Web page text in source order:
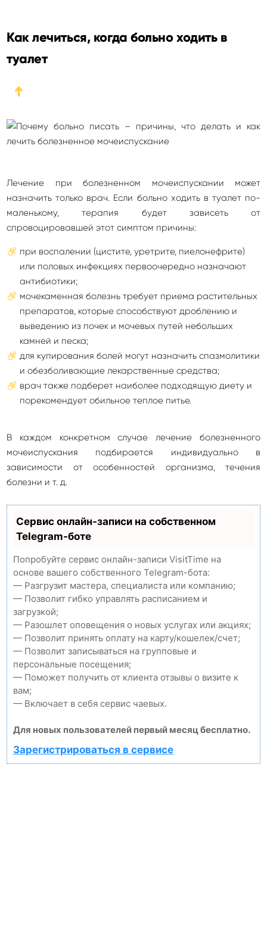
Как лечиться, когда больно ходить в
туалет
➔
Лечение при болезненном мочеиспускании может
назначить только врач. Если больно ходить в туалет по-
маленькому, терапия будет зависеть от
спровоцировавшей этот симптом причины:
при воспалении (цистите, уретрите, пиелонефрите)
или половых инфекциях первоочередно назначают
антибиотики;
мочекаменная болезнь требует приема растительных
препаратов, которые способствуют дроблению и
выведению из почек и мочевых путей небольших
камней и песка;
для купирования болей могут назначить спазмолитики
и обезболивающие лекарственные средства;
врач также подберет наиболее подходящую диету и
порекомендует обильное теплое питье.
В каждом конкретном случае лечение болезненного
мочеиспускания подбирается индивидуально в
зависимости от особенностей организма, течения
болезни и т. д.
Сервис онлайн-записи на собственном
Telegram-боте
Попробуйте сервис онлайн-записи VisitTime на
основе вашего собственного Telegram-бота:
— Разгрузит мастера, специалиста или компанию;
— Позволит гибко управлять расписанием и
загрузкой;
— Разошлет оповещения о новых услугах или акциях;
— Позволит принять оплату на карту/кошелек/счет;
— Позволит записываться на групповые и
персональные посещения;
— Поможет получить от клиента отзывы о визите к
вам;
— Включает в себя сервис чаевых.
Для новых пользователей первый месяц бесплатно.
Зарегистрироваться в сервисе